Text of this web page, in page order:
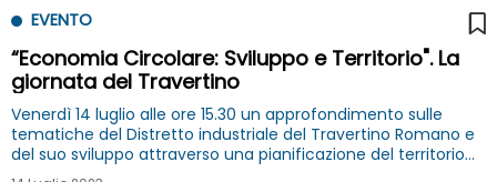
EVENTO
“Economia Circolare: Sviluppo e Territorio". La
giornata del Travertino
Venerdì 14 luglio alle ore 15.30 un approfondimento sulle
tematiche del Distretto industriale del Travertino Romano e
del suo sviluppo attraverso una pianificazione del territorio
che promuova un modello avanzato di economia circolare